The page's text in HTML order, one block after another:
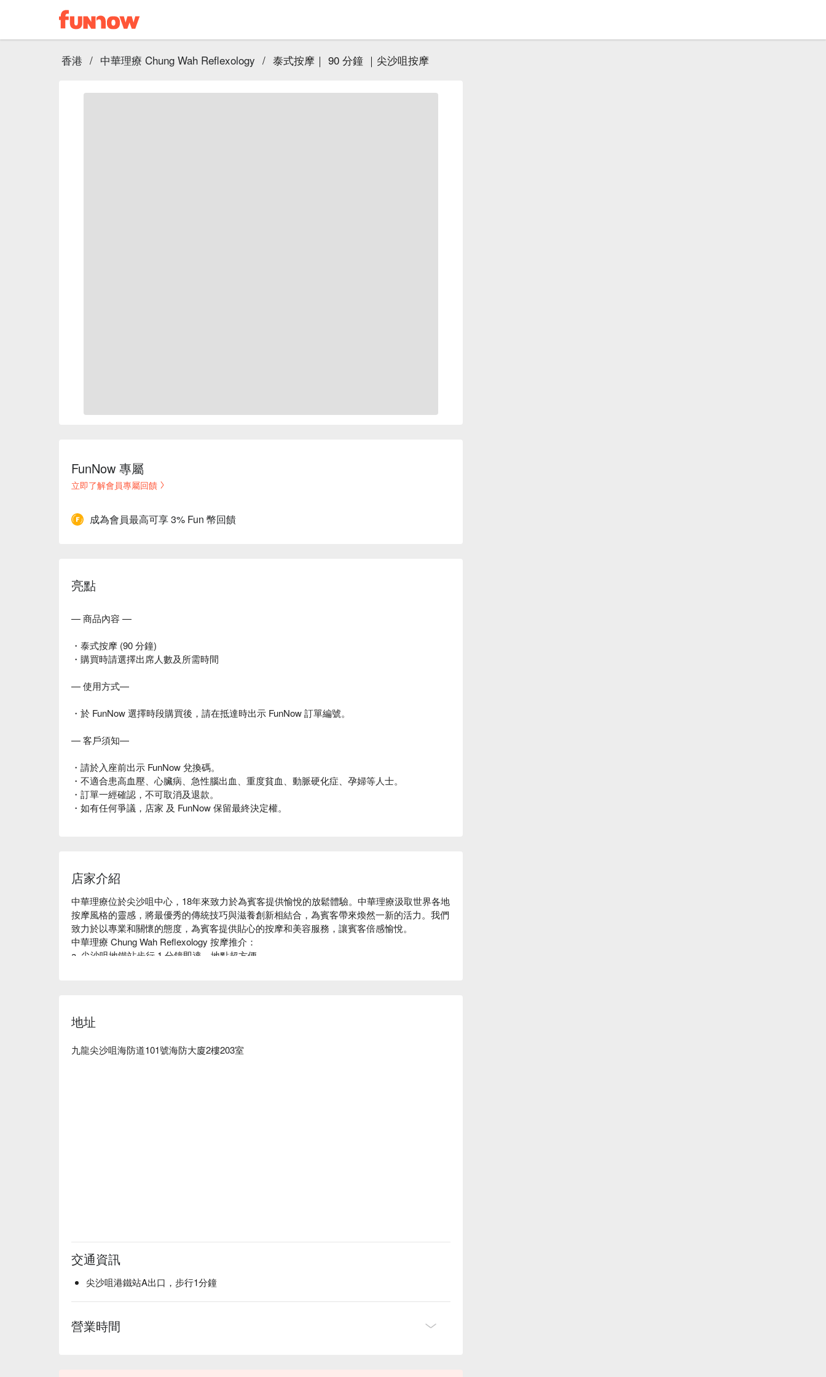
香港 / 中華理療 Chung Wah Reflexology / 泰式按摩｜ 90 分鐘 ｜尖沙咀按摩
FunNow 專屬
立即了解會員專屬回饋
成為會員最高可享 3% Fun 幣回饋
亮點
— 商品內容 —
・泰式按摩 (90 分鐘)
・購買時請選擇出席人數及所需時間
— 使用方式—
・於 FunNow 選擇時段購買後，請在抵達時出示 FunNow 訂單編號。
— 客戶須知—
・請於入座前出示 FunNow 兌換碼。
・不適合患高血壓、心臟病、急性腦出血、重度貧血、動脈硬化症、孕婦等人士。
・訂單一經確認，不可取消及退款。
・如有任何爭議，店家 及 FunNow 保留最終決定權。
店家介紹
中華理療位於尖沙咀中心，18年來致力於為賓客提供愉悅的放鬆體驗。中華理療汲取世界各地
按摩風格的靈感，將最優秀的傳統技巧與滋養創新相結合，為賓客帶來煥然一新的活力。我們
致力於以專業和關懷的態度，為賓客提供貼心的按摩和美容服務，讓賓客倍感愉悅。
中華理療 Chung Wah Reflexology 按摩推介：
a. 尖沙咀地鐵站步行 1 分鐘即達，地點超方便
地址
九龍尖沙咀海防道101號海防大廈2樓203室
交通資訊
尖沙咀港鐵站A出口，步行1分鐘
營業時間